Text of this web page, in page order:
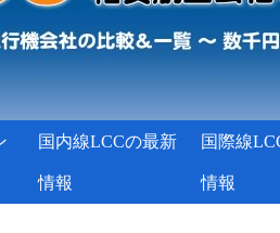
国内線LCCの最新
情報
国際線
情報